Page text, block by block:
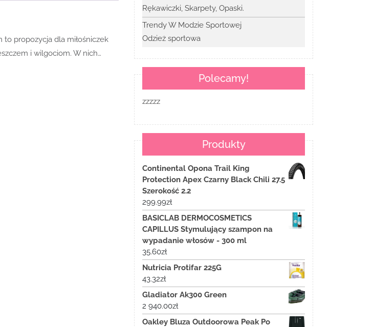
propozycja dla miłośniczek
i wilgociom. W nich…
Rękawiczki, Skarpety, Opaski.
Trendy W Modzie Sportowej
Odzież sportowa
Polecamy!
zzzzz
Produkty
Continental Opona Trail King
Protection Apex Czarny Black Chili 27.5
Szerokość 2.2
299.99zł
BASICLAB DERMOCOSMETICS
CAPILLUS Stymulujący szampon na
wypadanie włosów - 300 ml
35.60zł
Nutricia Protifar 225G
43.32zł
Gladiator Ak300 Green
2 940.00zł
Oakley Bluza Outdoorowa Peak Po